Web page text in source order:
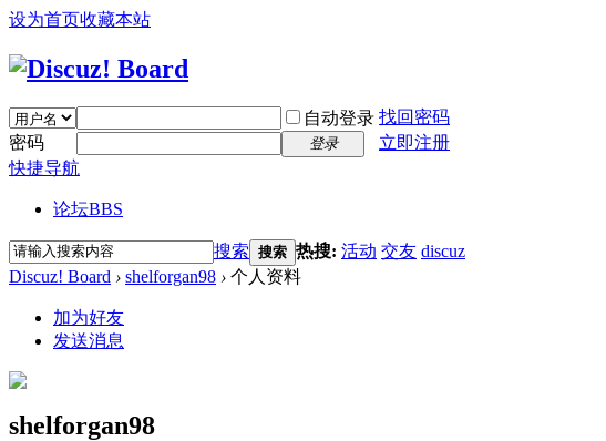
设为首页收藏本站
自动登录 找回密码
密码
登录
立即注册
快捷导航
论坛BBS
搜索 搜索 热搜: 活动 交友 discuz
Discuz! Board › shelforgan98 › 个人资料
加为好友
发送消息
shelforgan98